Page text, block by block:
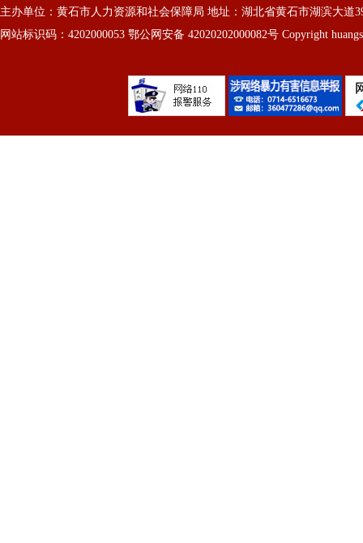
主办单位：黄石市人力资源和社会保障局 地址：湖北省黄石市湖滨大
网站标识码：4202000053 鄂公网安备 42020202000082号 Copyright